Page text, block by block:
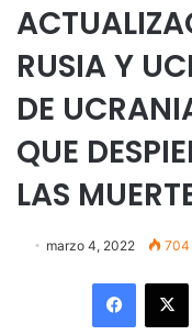
RUSIA Y
DE
QUE
LAS
marzo 4, 2022 704
X